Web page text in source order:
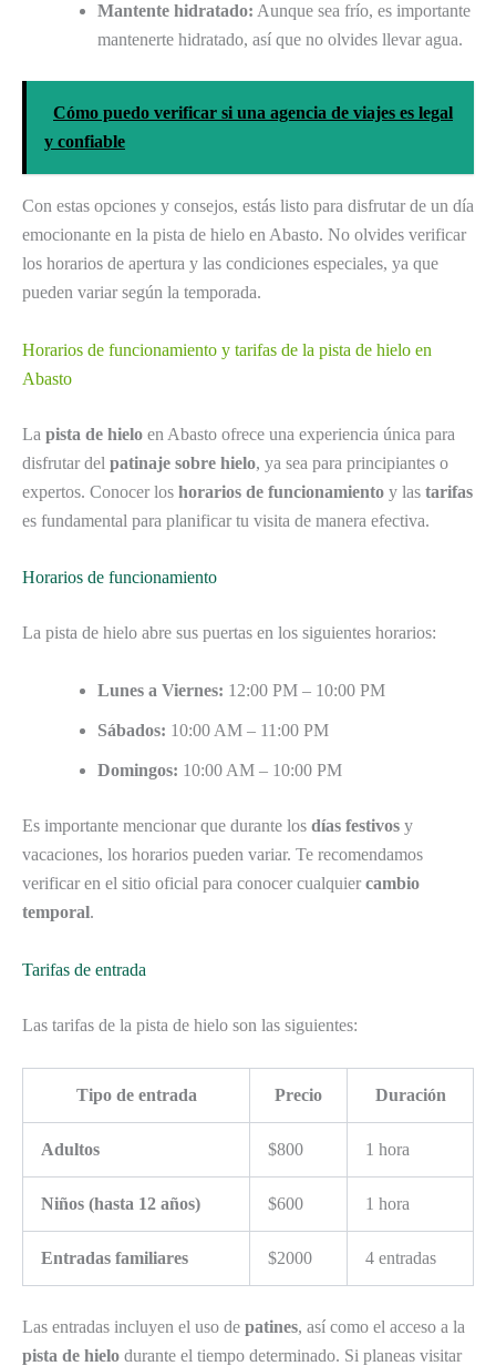
Mantente hidratado: Aunque sea frío, es importante
mantenerte hidratado, así que no olvides llevar agua.
Cómo puedo verificar si una agencia de viajes es legal
y confiable
Con estas opciones y consejos, estás listo para disfrutar de un día
emocionante en la pista de hielo en Abasto. No olvides verificar
los horarios de apertura y las condiciones especiales, ya que
pueden variar según la temporada.
Horarios de funcionamiento y tarifas de la pista de hielo en
Abasto
La pista de hielo en Abasto ofrece una experiencia única para
disfrutar del patinaje sobre hielo, ya sea para principiantes o
expertos. Conocer los horarios de funcionamiento y las tarifas
es fundamental para planificar tu visita de manera efectiva.
Horarios de funcionamiento
La pista de hielo abre sus puertas en los siguientes horarios:
Lunes a Viernes: 12:00 PM – 10:00 PM
Sábados: 10:00 AM – 11:00 PM
Domingos: 10:00 AM – 10:00 PM
Es importante mencionar que durante los días festivos y
vacaciones, los horarios pueden variar. Te recomendamos
verificar en el sitio oficial para conocer cualquier cambio
temporal.
Tarifas de entrada
Las tarifas de la pista de hielo son las siguientes:
Tipo de entrada Precio Duración
Adultos $800 1 hora
Niños (hasta 12 años) $600 1 hora
Entradas familiares $2000 4 entradas
Las entradas incluyen el uso de patines, así como el acceso a la
pista de hielo durante el tiempo determinado. Si planeas visitar